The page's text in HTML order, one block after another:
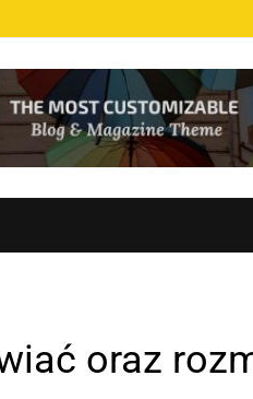
oraz